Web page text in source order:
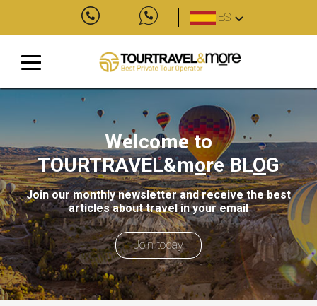
ES
Welcome to
TOURTRAVEL&moreBLOG
Join our monthly newsletter and receive the best
articles about travel in your email
Join today